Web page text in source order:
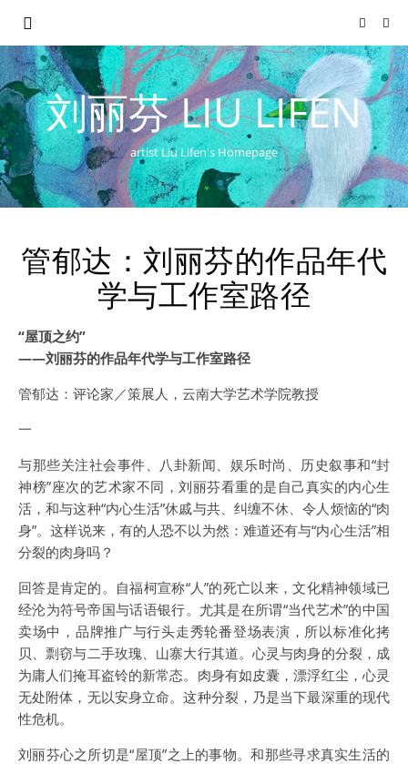
刘丽芬 LIU LIFEN
artist Liu Lifen's Homepage
管郁达：刘丽芬的作品年代
学与工作室路径
“屋顶之约”
——刘丽芬的作品年代学与工作室路径
管郁达：评论家／策展人，云南大学艺术学院教授
一
与那些关注社会事件、八卦新闻、娱乐时尚、历史叙事和“封
神榜”座次的艺术家不同，刘丽芬看重的是自己真实的内心生
活，和与这种“内心生活”休戚与共、纠缠不休、令人烦恼的“肉
身”。这样说来，有的人恐不以为然：难道还有与“内心生活”相
分裂的肉身吗？
回答是肯定的。自福柯宣称“人”的死亡以来，文化精神领域已
经沦为符号帝国与话语银行。尤其是在所谓“当代艺术”的中国
卖场中，品牌推广与行头走秀轮番登场表演，所以标准化拷
贝、剽窃与二手玫瑰、山寨大行其道。心灵与肉身的分裂，成
为庸人们掩耳盗铃的新常态。肉身有如皮囊，漂浮红尘，心灵
无处附体，无以安身立命。这种分裂，乃是当下最深重的现代
性危机。
刘丽芬心之所切是“屋顶”之上的事物。和那些寻求真实生活的